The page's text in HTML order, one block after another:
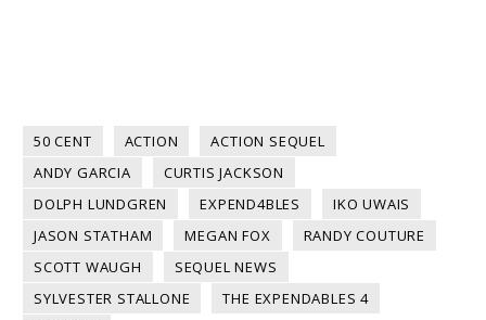
50 CENT ACTION
ACTION SEQUEL
ANDY GARCIA
CURTIS JACKSON
DOLPH LUNDGREN
EXPEND4BLES
IKO UWAIS
JASON STATHAM
MEGAN FOX
RANDY COUTURE
SCOTT WAUGH
SEQUEL NEWS
SYLVESTER STALLONE
THE EXPENDABLES 4